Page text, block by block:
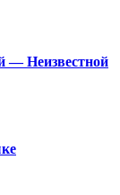
— Неизвестной